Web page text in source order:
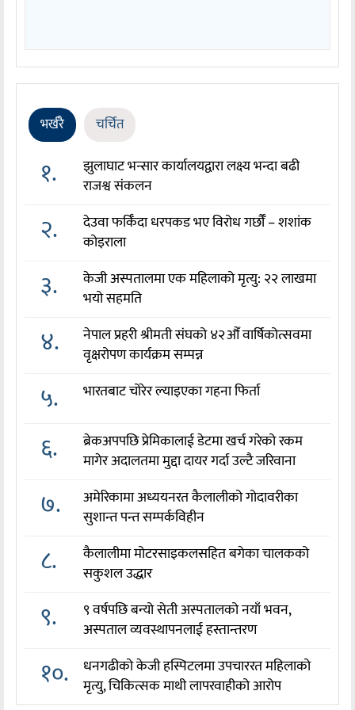
भर्खरै चर्चित
१.
झुलाघाट भन्सार कार्यालयद्वारा लक्ष्य भन्दा बढी
राजश्व संकलन
२.
देउवा फर्किँदा धरपकड भए विरोध गर्छौँं – शशांक
कोइराला
३.
केजी अस्पतालमा एक महिलाको मृत्यु: २२ लाखमा
भयो सहमति
४.
नेपाल प्रहरी श्रीमती संघको ४२औँ वार्षिकोत्सवमा
वृक्षरोपण कार्यक्रम सम्पन्न
५. भारतबाट चोरेर ल्याइएका गहना फिर्ता
६.
ब्रेकअपपछि प्रेमिकालाई डेटमा खर्च गरेको रकम
मागेर अदालतमा मुद्दा दायर गर्दा उल्टै जरिवाना
७.
अमेरिकामा अध्ययनरत कैलालीको गोदावरीका
सुशान्त पन्त सम्पर्कविहीन
८.
कैलालीमा मोटरसाइकलसहित बगेका चालकको
सकुशल उद्धार
९.
९ वर्षपछि बन्यो सेती अस्पतालको नयाँ भवन,
अस्पताल व्यवस्थापनलाई हस्तान्तरण
१०.
धनगढीको केजी हस्पिटलमा उपचाररत महिलाको
मृत्यु, चिकित्सक माथी लापरवाहीको आरोप